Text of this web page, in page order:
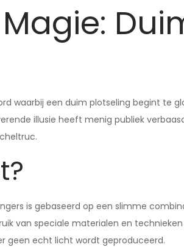
waarbij een duim plotseling begint te
illusie heeft menig publiek
is gebaseerd op een slimme
van speciale materialen en
geen echt licht wordt geproduceerd.